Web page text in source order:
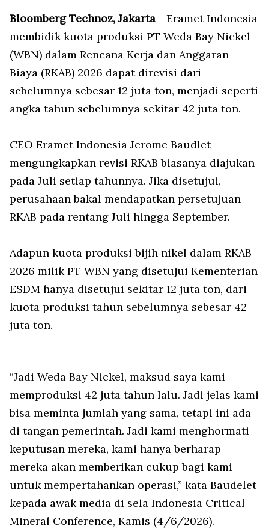
Bloomberg Technoz, Jakarta - Eramet Indonesia
membidik kuota produksi PT Weda Bay Nickel
(WBN) dalam Rencana Kerja dan Anggaran
Biaya (RKAB) 2026 dapat direvisi dari
sebelumnya sebesar 12 juta ton, menjadi seperti
angka tahun sebelumnya sekitar 42 juta ton.
CEO Eramet Indonesia Jerome Baudlet
mengungkapkan revisi RKAB biasanya diajukan
pada Juli setiap tahunnya. Jika disetujui,
perusahaan bakal mendapatkan persetujuan
RKAB pada rentang Juli hingga September.
Adapun kuota produksi bijih nikel dalam RKAB
2026 milik PT WBN yang disetujui Kementerian
ESDM hanya disetujui sekitar 12 juta ton, dari
kuota produksi tahun sebelumnya sebesar 42
juta ton.
“Jadi Weda Bay Nickel, maksud saya kami
memproduksi 42 juta tahun lalu. Jadi jelas kami
bisa meminta jumlah yang sama, tetapi ini ada
di tangan pemerintah. Jadi kami menghormati
keputusan mereka, kami hanya berharap
mereka akan memberikan cukup bagi kami
untuk mempertahankan operasi,” kata Baudelet
kepada awak media di sela Indonesia Critical
Mineral Conference, Kamis (4/6/2026).